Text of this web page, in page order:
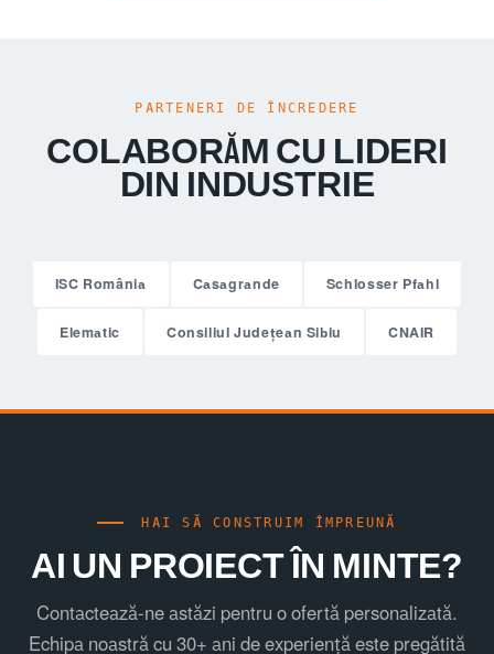
PARTENERI DE ÎNCREDERE
COLABORĂM CU LIDERI
DIN INDUSTRIE
ISC România Casagrande Schlosser Pfahl
Elematic Consiliul Județean Sibiu CNAIR
HAI SĂ CONSTRUIM ÎMPREUNĂ
AI UN PROIECT ÎN MINTE?
Contactează-ne astăzi pentru o ofertă personalizată.
Echipa noastră cu 30+ ani de experiență este pregătită